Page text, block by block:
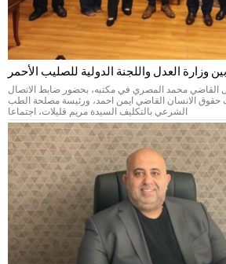
وزارة العدل واللجنة الدولية للصليب الأحمر
القاضي محمد المصري في مكتبه، بحضور ضابط الاتصال
حقوق الانسان القاضي ايمن احمد، ورئيسة مصلحة الطب
الشرعي بالتكليف السيدة مريم قليلات، اجتماعا